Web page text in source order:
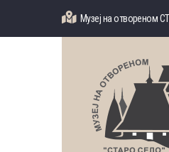
Музеј на отвореном